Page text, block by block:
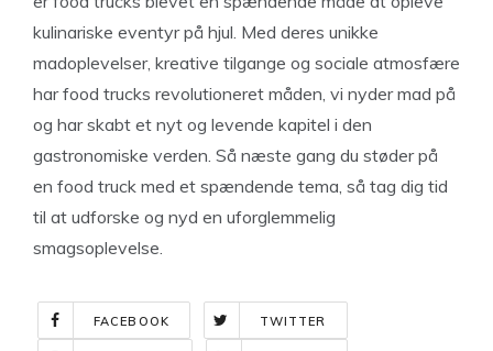
kulinariske eventyr på hjul. Med deres unikke
madoplevelser, kreative tilgange og sociale atmosfære
har food trucks revolutioneret måden, vi nyder mad på
og har skabt et nyt og levende kapitel i den
gastronomiske verden. Så næste gang du støder på
en food truck med et spændende tema, så tag dig tid
til at udforske og nyd en uforglemmelig
smagsoplevelse.
FACEBOOK TWITTER